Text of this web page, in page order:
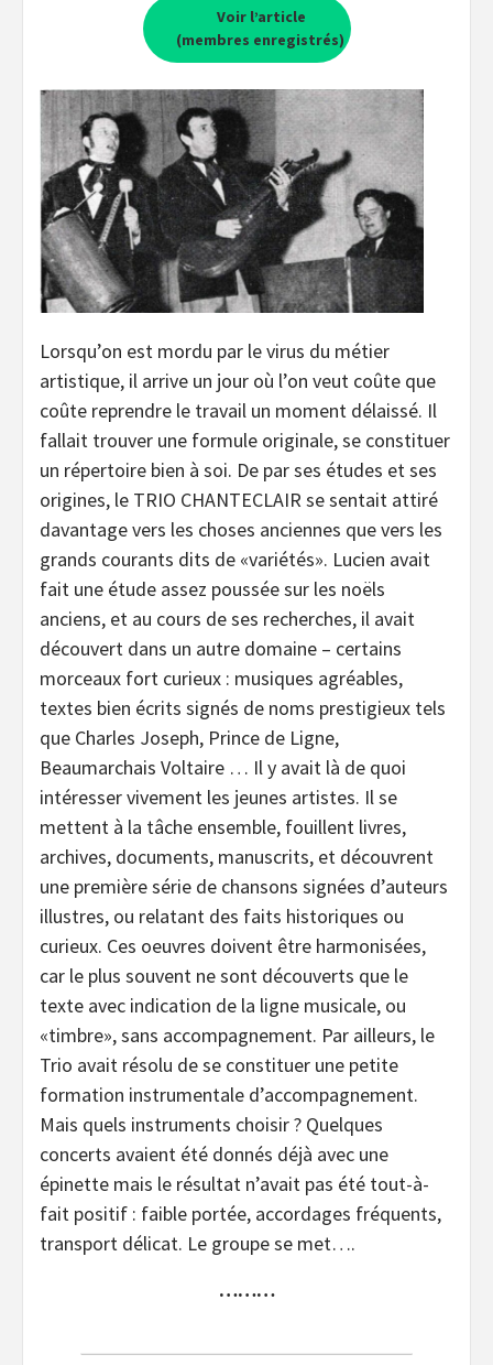
Voir l’article
(membres enregistrés)
Lorsqu’on est mordu par le virus du métier
artistique, il arrive un jour où l’on veut coûte que
coûte reprendre le travail un moment délaissé. Il
fallait trouver une formule originale, se constituer
un répertoire bien à soi. De par ses études et ses
origines, le TRIO CHANTECLAIR se sentait attiré
davantage vers les choses anciennes que vers les
grands courants dits de «variétés». Lucien avait
fait une étude assez poussée sur les noëls
anciens, et au cours de ses recherches, il avait
découvert dans un autre domaine – certains
morceaux fort curieux : musiques agréables,
textes bien écrits signés de noms prestigieux tels
que Charles Joseph, Prince de Ligne,
Beaumarchais Voltaire … Il y avait là de quoi
intéresser vivement les jeunes artistes. Il se
mettent à la tâche ensemble, fouillent livres,
archives, documents, manuscrits, et découvrent
une première série de chansons signées d’auteurs
illustres, ou relatant des faits historiques ou
curieux. Ces oeuvres doivent être harmonisées,
car le plus souvent ne sont découverts que le
texte avec indication de la ligne musicale, ou
«timbre», sans accompagnement. Par ailleurs, le
Trio avait résolu de se constituer une petite
formation instrumentale d’accompagnement.
Mais quels instruments choisir ? Quelques
concerts avaient été donnés déjà avec une
épinette mais le résultat n’avait pas été tout-à-
fait positif : faible portée, accordages fréquents,
transport délicat. Le groupe se met….
………